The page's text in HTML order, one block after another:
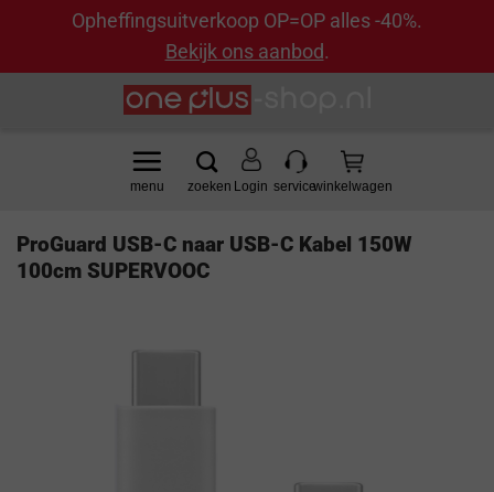
Opheffingsuitverkoop OP=OP alles -40%.
Bekijk ons aanbod.
Login
ProGuard USB-C naar USB-C Kabel 150W
100cm SUPERVOOC